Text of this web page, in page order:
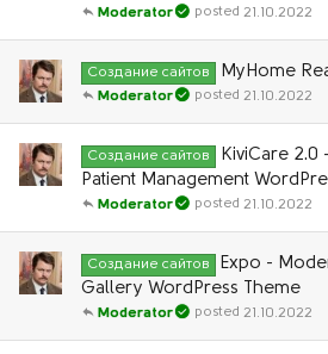
21.10.2022
Moderator
Создание сайтов MyHome
21.10.2022
Moderator
Создание сайтов
KiviCare 2.0
Patient Management
21.10.2022
Moderator
Создание сайтов
Expo -
Gallery WordPress Theme
21.10.2022
Moderator